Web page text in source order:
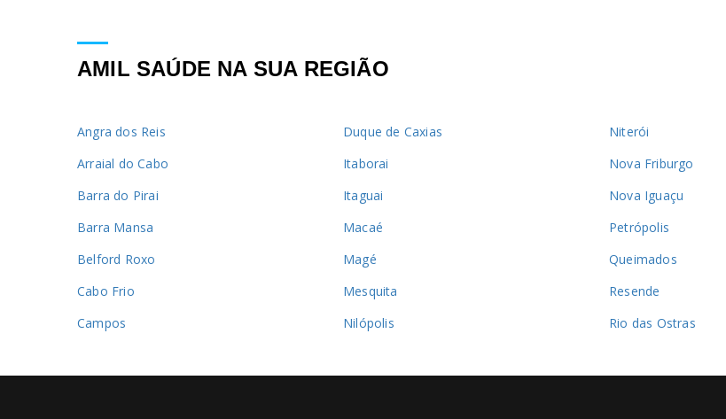
AMIL SAÚDE NA SUA REGIÃO
Angra dos Reis
Arraial do Cabo
Barra do Pirai
Barra Mansa
Belford Roxo
Cabo Frio
Campos
Duque de Caxias
Itaborai
Itaguai
Macaé
Magé
Mesquita
Nilópolis
Niterói
Nova Friburgo
Nova Iguaçu
Petrópolis
Queimados
Resende
Rio das Ostras